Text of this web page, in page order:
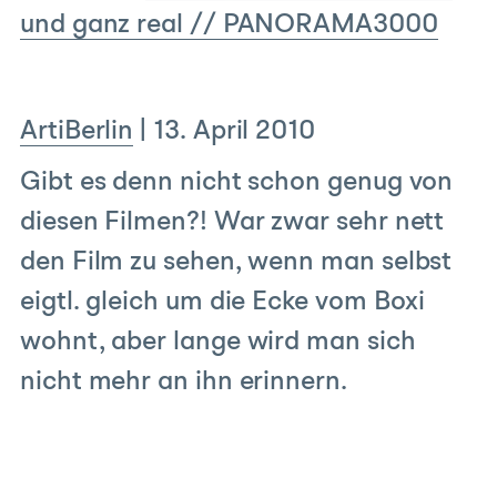
und ganz real // PANORAMA3000
ArtiBerlin
13. April 2010
Gibt es denn nicht schon genug von
diesen Filmen?! War zwar sehr nett
den Film zu sehen, wenn man selbst
eigtl. gleich um die Ecke vom Boxi
wohnt, aber lange wird man sich
nicht mehr an ihn erinnern.